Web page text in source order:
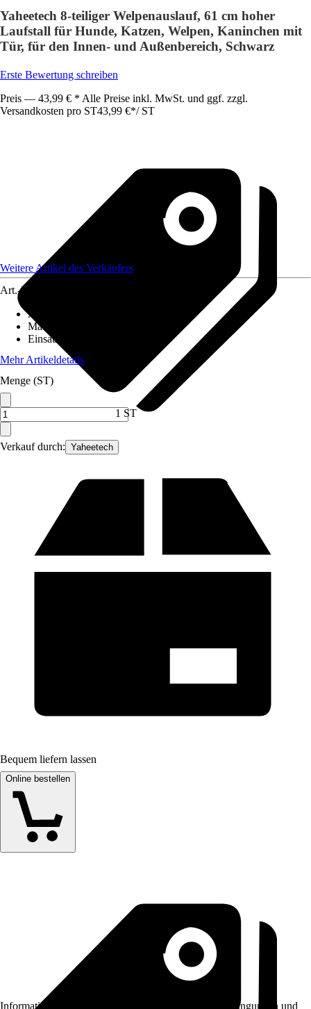
Yaheetech 8-teiliger Welpenauslauf, 61 cm hoher
Laufstall für Hunde, Katzen, Welpen, Kaninchen mit
Tür, für den Innen- und Außenbereich, Schwarz
Erste Bewertung schreiben
Preis — 43,99 € * Alle Preise inkl. MwSt. und ggf. zzgl.
Versandkosten pro ST43,99 €*/ ST
Verkauf durch: Yaheetech
Weitere Artikel des Verkäufers
Art.-Nr.
Artikeltyp
Material
Einsatzbereich
Mehr Artikeldetails
Menge (ST)
1 ST
Bequem liefern lassen
Online bestellen
Informationen des Verkäufers, wie z. B. Rückgabebedingungen und